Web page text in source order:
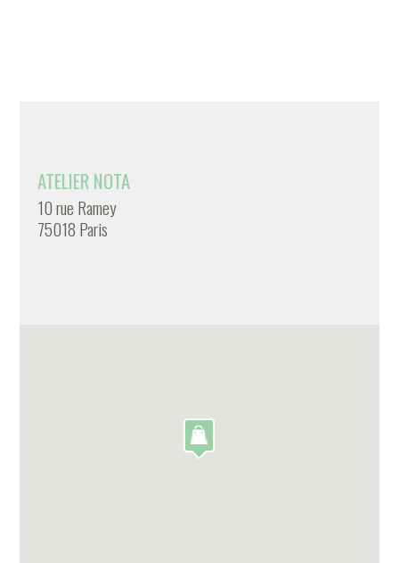
ATELIER NOTA
10 rue Ramey
75018 Paris